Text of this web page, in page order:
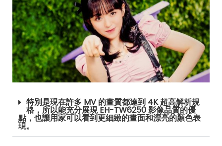
特別是現在許多 MV 的畫質都達到 4K 超高解析規
格，所以能充分展現 EH-TW6250 影像品質的優
點，也讓用家可以看到更細緻的畫面和漂亮的顏色表
現。